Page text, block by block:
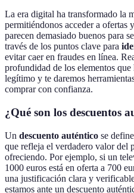
La era digital ha transformado la
permitiéndonos acceder a ofertas
parecen demasiado buenos para
través de los puntos clave para
evitar caer en fraudes en línea.
profundidad de los elementos que
legítimo y te daremos
comprar con confianza.
¿Qué son los descuentos
Un descuento auténtico se
que refleja el verdadero valor del
ofreciendo. Por ejemplo, si un
1000 euros está en oferta a 700
una justificación clara y
estamos ante un descuento